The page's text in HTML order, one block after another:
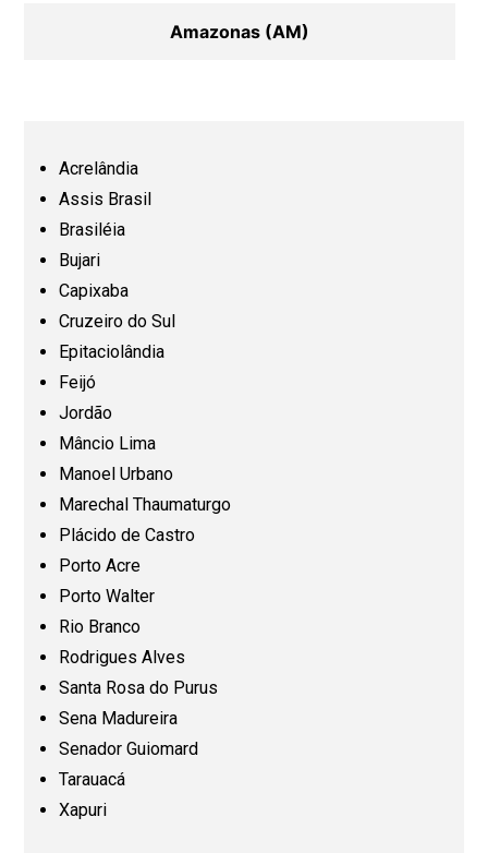
Amazonas (AM)
Paraíba (PB)
Paraná (PR)
Acrelândia
Assis Brasil
Brasiléia
Bujari
Capixaba
Cruzeiro do Sul
Epitaciolândia
Feijó
Jordão
Mâncio Lima
Manoel Urbano
Marechal Thaumaturgo
Plácido de Castro
Porto Acre
Porto Walter
Rio Branco
Rodrigues Alves
Santa Rosa do Purus
Sena Madureira
Senador Guiomard
Tarauacá
Xapuri